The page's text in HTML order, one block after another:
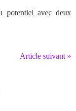
avec deux
Article suivant »